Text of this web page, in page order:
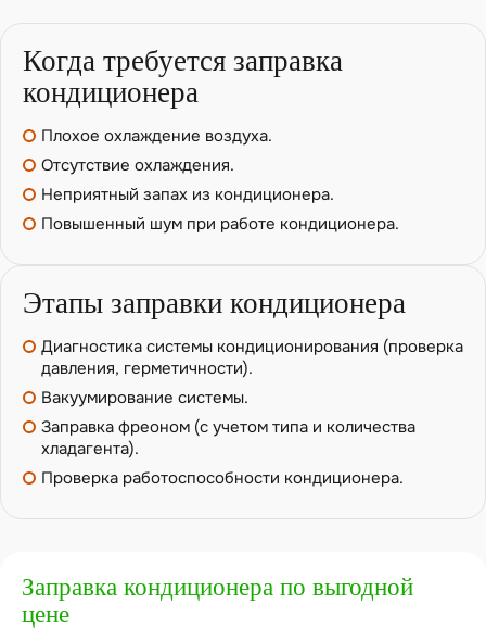
Когда требуется заправка
кондиционера
Плохое охлаждение воздуха.
Отсутствие охлаждения.
Неприятный запах из кондиционера.
Повышенный шум при работе кондиционера.
Этапы заправки кондиционера
Диагностика системы кондиционирования (проверка
давления, герметичности).
Вакуумирование системы.
Заправка фреоном (с учетом типа и количества
хладагента).
Проверка работоспособности кондиционера.
Заправка кондиционера по выгодной
цене